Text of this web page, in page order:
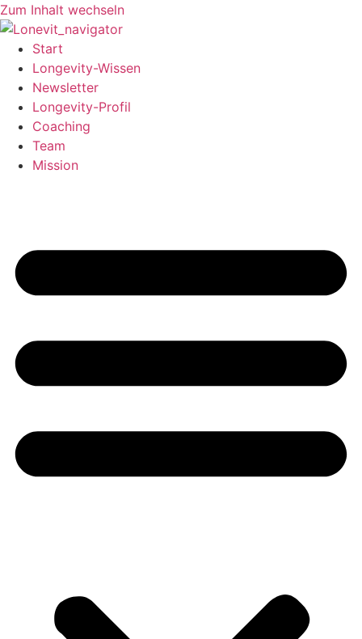
Zum Inhalt wechseln
Start
Longevity-Wissen
Newsletter
Longevity-Profil
Coaching
Team
Mission